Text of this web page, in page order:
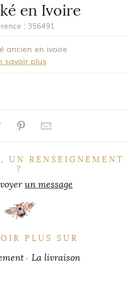
en Ivoire
: 356491
ancien en ivoire
savoir plus
UN RENSEIGNEMENT
?
un message
PLUS SUR
La livraison